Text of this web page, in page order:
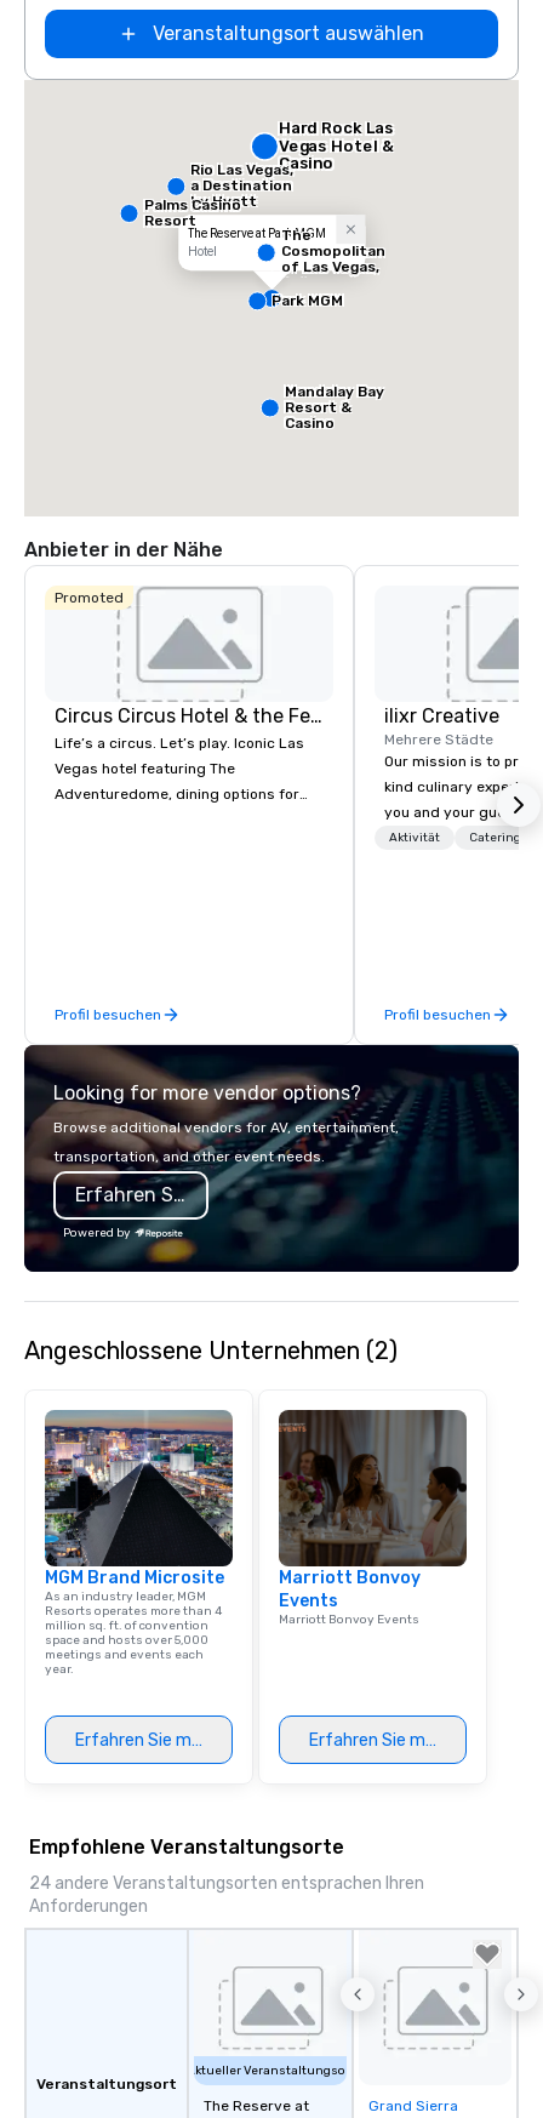
Veranstaltungsort auswählen
The Reserve at Park MGM
Hotel
Hard Rock Las
Vegas Hotel &
Casino
Rio Las Vegas,
a Destination
by Hyatt
Hotel
Palms Casino
Resort
The
Cosmopolitan
of Las Vegas,
Autograph
Collection
Mandalay Bay
Resort &
Casino
Park MGM
Anbieter in der Nähe
Promoted
Circus Circus Hotel & the Festival Grounds
Life’s a circus. Let’s play. Iconic Las
Vegas hotel featuring The
Adventuredome, dining options for
Profil besuchen
ilixr Creative
Mehrere Städte
Our mission is to
kind culinary
you and your guests
memories and
catering industry.
Aktivität Catering
Profil besuchen
Looking for more vendor options?
Browse additional vendors for AV, entertainment,
transportation, and other event needs.
Erfahren Sie mehr
Powered by
Angeschlossene Unternehmen (2)
MGM Brand Microsite
As an industry leader, MGM
Resorts operates more than 4
million sq. ft. of convention
space and hosts over 5,000
meetings and events each
year.
Erfahren Sie mehr
Marriott Bonvoy
Events
Marriott Bonvoy Events
Erfahren Sie mehr
Empfohlene Veranstaltungsorte
24 andere Veranstaltungsorten entsprachen Ihren
Anforderungen
Veranstaltungsort
Aktueller Veranstaltungsort
The Reserve at
Removed from
Grand Sierra